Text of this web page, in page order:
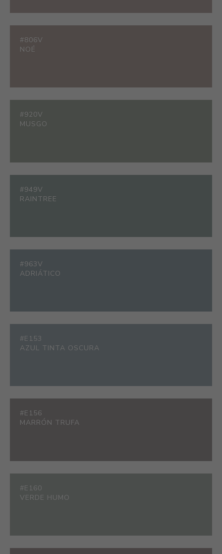
#806V
NOÉ
#920V
MUSGO
#949V
RAINTREE
#963V
ADRIÁTICO
#E153
AZUL TINTA OSCURA
#E156
MARRÓN TRUFA
#E160
VERDE HUMO